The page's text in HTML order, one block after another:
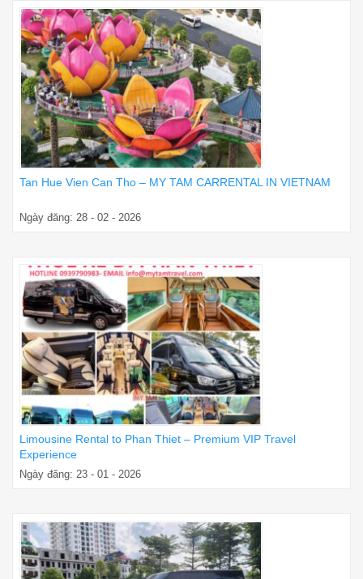
Tan Hue Vien Can Tho – MY TAM CARRENTAL IN VIETNAM
Ngày đăng: 28 - 02 - 2026
Limousine Rental to Phan Thiet – Premium VIP Travel
Experience
Ngày đăng: 23 - 01 - 2026